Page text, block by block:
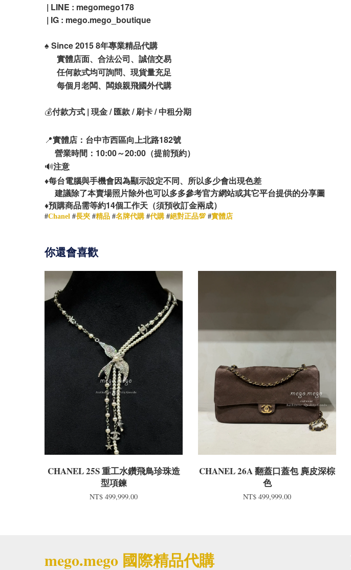
| LINE : megomego178
| IG : mego.mego_boutique
♠️ Since 2015 8年專業精品代購
實體店面、合法公司、誠信交易
任何款式均可詢問、現貨量充足
每個月老闆、闆娘親飛國外代購
💰付款方式 | 現金 / 匯款 / 刷卡 / 中租分期
📍實體店：台中市西區向上北路182號
營業時間：10:00～20:00（提前預約）
🔊注意
♦️每台電腦與手機會因為顯示設定不同、所以多少會出現色差
建議除了本賣場照片除外也可以多多參考官方網站或其它平台提供的分享圖
♦️預購商品需等約14個工作天（須預收訂金兩成）
#Chanel #長夾 #精品 #名牌代購 #代購 #絕對正品💯 #實體店
你還會喜歡
CHANEL 25S 重工水鑽飛鳥珍珠造
型項鍊
NT$ 499,999.00
CHANEL 26A 翻蓋口蓋包 麂皮深棕
色
NT$ 499,999.00
mego.mego 國際精品代購